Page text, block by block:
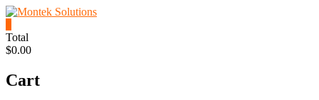
Skip
content
Montek
Solutions
Réparation
Total
$0.00
Cart